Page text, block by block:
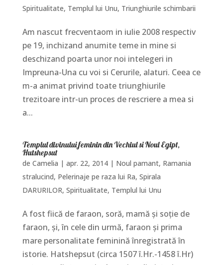
Spiritualitate, Templul lui Unu, Triunghiurile schimbarii
Am nascut frecventaom in iulie 2008 respectiv
pe 19, inchizand anumite teme in mine si
deschizand poarta unor noi intelegeri in
Impreuna-Una cu voi si Cerurile, alaturi. Ceea ce
m-a animat privind toate triunghiurile
trezitoare intr-un proces de rescriere a mea si
a...
Templul divinului feminin din Vechiul si Noul Egipt,
Hutshepsut
de Camelia | apr. 22, 2014| Noul pamant, Ramania
stralucind, Pelerinaje pe raza lui Ra, Spirala
DARURILOR, Spiritualitate, Templul lui Unu
A fost fiică de faraon, soră, mamă şi soţie de
faraon, şi, în cele din urmă, faraon şi prima
mare personalitate feminină înregistrată în
istorie. Hatshepsut (circa 1507 î.Hr.-1458 î.Hr)